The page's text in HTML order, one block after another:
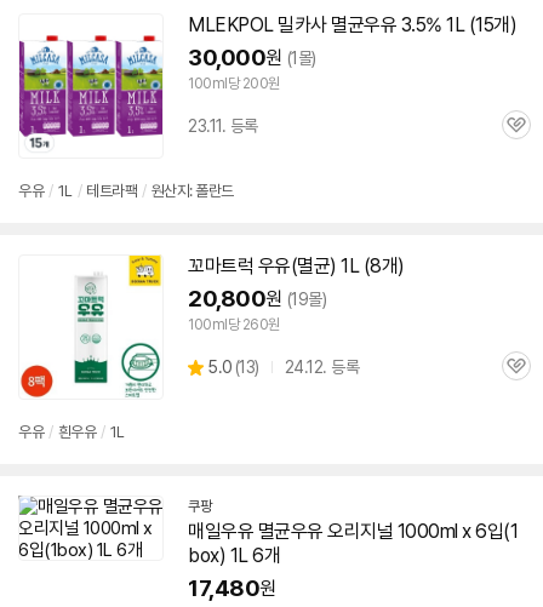
MLEKPOL 밀카사 멸균우유 3.5% 1L (15개)
30,000원 (1몰)
100ml당 200원
23.11. 등록
관
우유 / 1L / 테트라팩 / 원산지: 폴란드
꼬마트럭 우유(멸균) 1L (8개)
20,800원 (19몰)
100ml당 260원
별
5.0 (상
13) 24.12. 등록
관
우유 / 흰우유 / 1L
쿠팡
매일우유 멸균우유 오리지널 1000ml x 6입(1
box) 1L 6개
17,480원